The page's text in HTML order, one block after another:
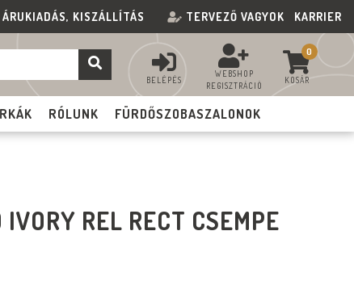
ÁRUKIADÁS, KISZÁLLÍTÁS TERVEZŐ VAGYOK KARRIER
BELÉPÉS
WEBSHOP
REGISZTRÁCIÓ
0
KOSÁR
RÓLUNK FÜRDŐSZOBASZALONOK
REL RECT CSEMPE